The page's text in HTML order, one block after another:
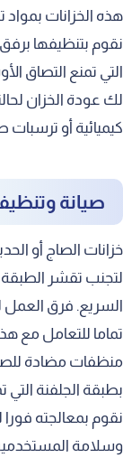
هذه الخزانات بمواد
نقوم بتنظيفها
التي تمنع التصاق
لك عودة الخزان
كيميائية أو ترسبات
صيانة
خزانات الصاج أو
لتجنب تقشر الطبقة
السريع. فرق العمل
تماما للتعامل مع
منظفات مضادة
بطبقة الجلفنة
نقوم بمعالجته
وسلامة